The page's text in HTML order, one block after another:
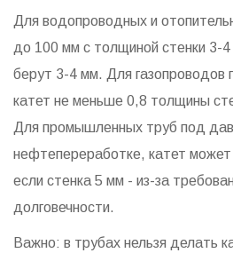
Для водопроводных и
до 100 мм с толщиной стенки 3-
берут 3-4 мм. Для
катет не меньше 0,8 толщины
Для промышленных труб под
нефтепереработке, катет
если стенка 5 мм - из-за
долговечности.
Важно: в трубах нельзя делать